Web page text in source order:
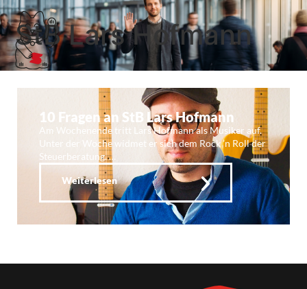
StB Lars Hofmann
10 Fragen an StB Lars Hofmann
Am Wochenende tritt Lars Hofmann als Musiker auf.
Unter der Woche widmet er sich dem Rock ’n Roll der
Steuerberatung. …
Weiterlesen